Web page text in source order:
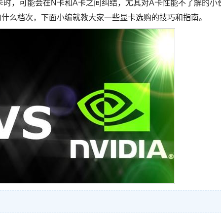
，可能会在N卡和A卡之间纠结，尤其对A卡性能不了解的小
么档次，下面小编就教大家一些显卡选购的技巧和指南。